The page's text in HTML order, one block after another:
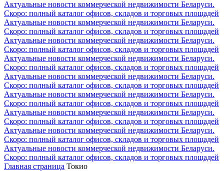
Актуальные новости коммерческой недвижимости Беларуси.
Скоро: полный каталог офисов, складов и торговых площадей
Актуальные новости коммерческой недвижимости Беларуси.
Скоро: полный каталог офисов, складов и торговых площадей
Актуальные новости коммерческой недвижимости Беларуси.
Скоро: полный каталог офисов, складов и торговых площадей
Актуальные новости коммерческой недвижимости Беларуси.
Скоро: полный каталог офисов, складов и торговых площадей
Актуальные новости коммерческой недвижимости Беларуси.
Скоро: полный каталог офисов, складов и торговых площадей
Актуальные новости коммерческой недвижимости Беларуси.
Скоро: полный каталог офисов, складов и торговых площадей
Актуальные новости коммерческой недвижимости Беларуси.
Скоро: полный каталог офисов, складов и торговых площадей
Актуальные новости коммерческой недвижимости Беларуси.
Скоро: полный каталог офисов, складов и торговых площадей
Актуальные новости коммерческой недвижимости Беларуси.
Скоро: полный каталог офисов, складов и торговых площадей
Главная страница Токио